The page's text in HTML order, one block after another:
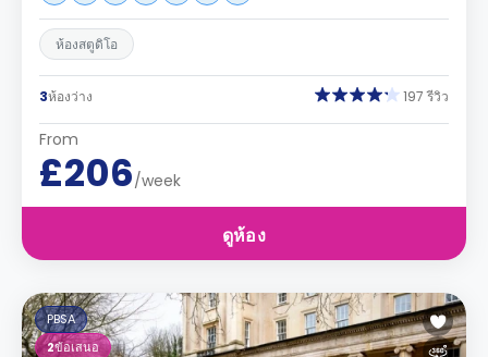
ห้องสตูดิโอ
3ห้องว่าง 197 รีวิว
From
£206/week
ดูห้อง
PBSA
2ข้อเสนอ